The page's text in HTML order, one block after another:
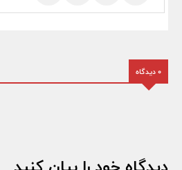
0 دیدگاه